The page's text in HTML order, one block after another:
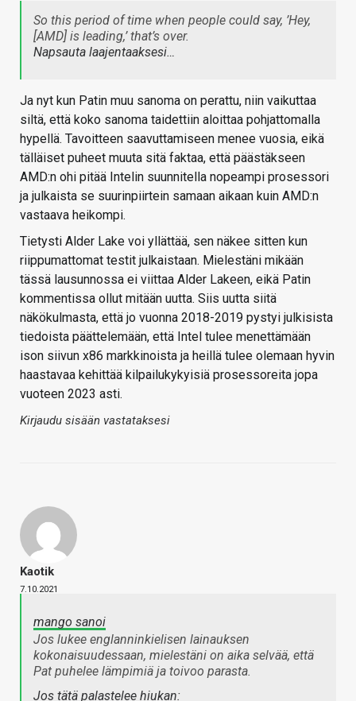
So this period of time when people could say, ’Hey,
[AMD] is leading,’ that’s over.
Napsauta laajentaaksesi…
Ja nyt kun Patin muu sanoma on perattu, niin vaikuttaa
siltä, että koko sanoma taidettiin aloittaa pohjattomalla
hypellä. Tavoitteen saavuttamiseen menee vuosia, eikä
tälläiset puheet muuta sitä faktaa, että päästäkseen
AMD:n ohi pitää Intelin suunnitella nopeampi prosessori
ja julkaista se suurinpiirtein samaan aikaan kuin AMD:n
vastaava heikompi.
Tietysti Alder Lake voi yllättää, sen näkee sitten kun
riippumattomat testit julkaistaan. Mielestäni mikään
tässä lausunnossa ei viittaa Alder Lakeen, eikä Patin
kommentissa ollut mitään uutta. Siis uutta siitä
näkökulmasta, että jo vuonna 2018-2019 pystyi julkisista
tiedoista päättelemään, että Intel tulee menettämään
ison siivun x86 markkinoista ja heillä tulee olemaan hyvin
haastavaa kehittää kilpailukykyisiä prosessoreita jopa
vuoteen 2023 asti.
Kirjaudu sisään vastataksesi
Kaotik
7.10.2021
mango sanoi
Jos lukee englanninkielisen lainauksen
kokonaisuudessaan, mielestäni on aika selvää, että
Pat puhelee lämpimiä ja toivoo parasta.
Jos tätä palastelee hiukan: